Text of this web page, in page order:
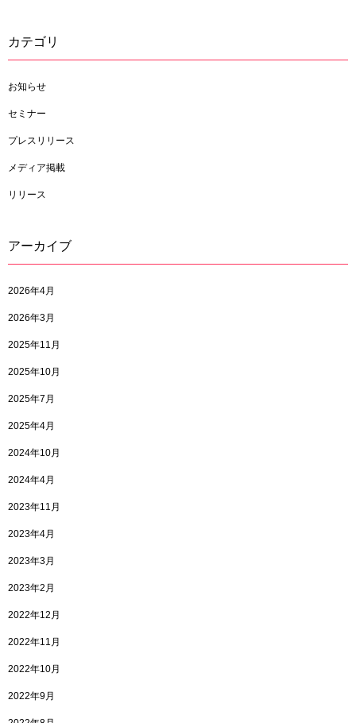
カテゴリ
お知らせ
セミナー
プレスリリース
メディア掲載
リリース
アーカイブ
2026年4月
2026年3月
2025年11月
2025年10月
2025年7月
2025年4月
2024年10月
2024年4月
2023年11月
2023年4月
2023年3月
2023年2月
2022年12月
2022年11月
2022年10月
2022年9月